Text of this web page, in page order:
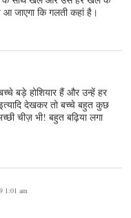
जाएगा कि गलती कहां है।
बड़े होशियार हैं और उन्हें हर
देखकर तो बच्चे बहुत कुछ
चीज़ भी! बहुत बढ़िया लगा
1:01 am